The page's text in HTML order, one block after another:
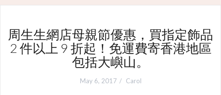
周生生網店母親節優惠，買指定飾品
2 件以上 9 折起！免運費寄香港地區
包括大嶼山。
May 6, 2017 Carol